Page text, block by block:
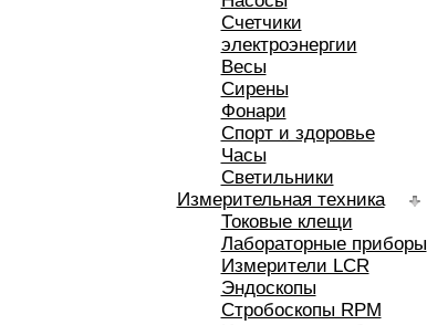
Счетчики
электроэнергии
Весы
Сирены
Фонари
Спорт и здоровье
Часы
Светильники
Измерительная техника
Токовые клещи
Лабораторные приборы
Измерители LCR
Эндоскопы
Стробоскопы RPM